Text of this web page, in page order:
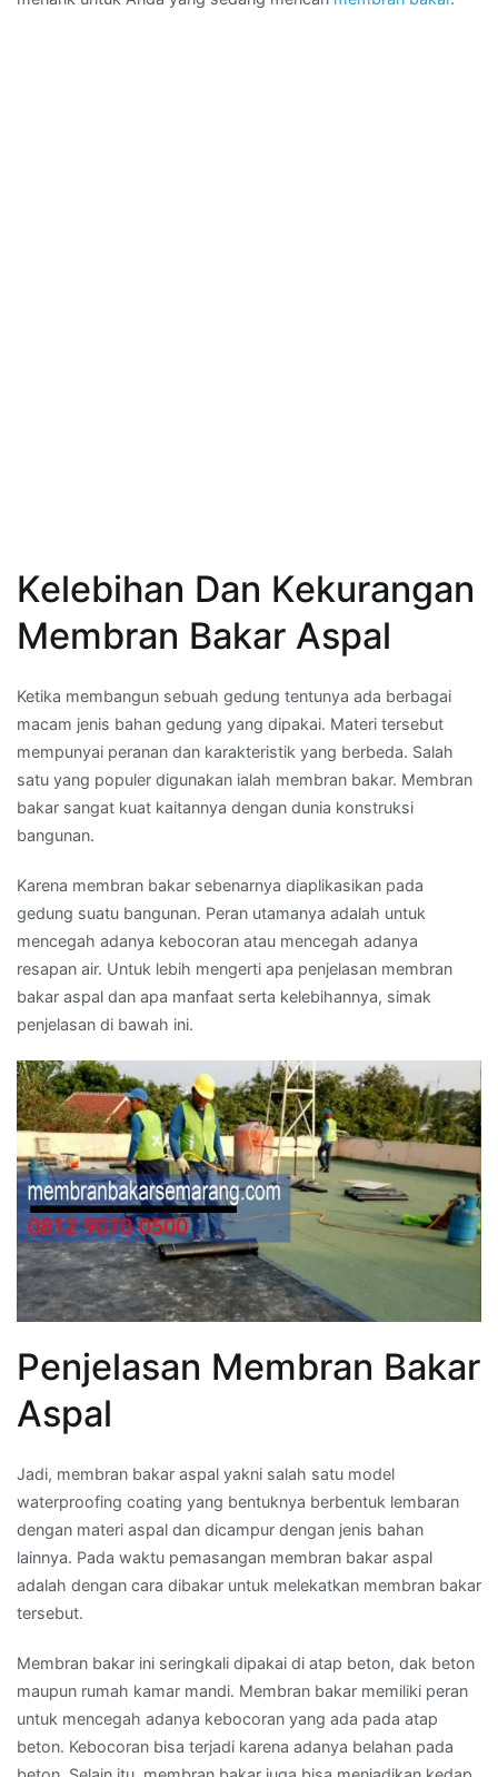
Kelebihan Dan Kekurangan
Membran Bakar Aspal
Ketika membangun sebuah gedung tentunya ada berbagai
macam jenis bahan gedung yang dipakai. Materi tersebut
mempunyai peranan dan karakteristik yang berbeda. Salah
satu yang populer digunakan ialah membran bakar. Membran
bakar sangat kuat kaitannya dengan dunia konstruksi
bangunan.
Karena membran bakar sebenarnya diaplikasikan pada
gedung suatu bangunan. Peran utamanya adalah untuk
mencegah adanya kebocoran atau mencegah adanya
resapan air. Untuk lebih mengerti apa penjelasan membran
bakar aspal dan apa manfaat serta kelebihannya, simak
penjelasan di bawah ini.
Penjelasan Membran Bakar
Aspal
Jadi, membran bakar aspal yakni salah satu model
waterproofing coating yang bentuknya berbentuk lembaran
dengan materi aspal dan dicampur dengan jenis bahan
lainnya. Pada waktu pemasangan membran bakar aspal
adalah dengan cara dibakar untuk melekatkan membran bakar
tersebut.
Membran bakar ini seringkali dipakai di atap beton, dak beton
maupun rumah kamar mandi. Membran bakar memiliki peran
untuk mencegah adanya kebocoran yang ada pada atap
beton. Kebocoran bisa terjadi karena adanya belahan pada